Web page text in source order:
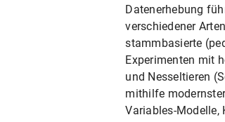
Datenerhebung
verschiedener
stammbasierte
Experimenten mit
und Nesseltieren
mithilfe
Variables-Modelle,